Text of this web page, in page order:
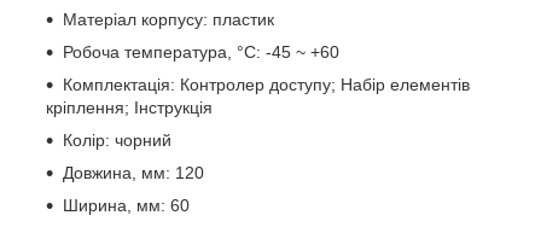
Матеріал корпусу: пластик
Робоча температура, °C: -45 ~ +60
Комплектація: Контролер доступу; Набір елементів
кріплення; Інструкція
Колір: чорний
Довжина, мм: 120
Ширина, мм: 60